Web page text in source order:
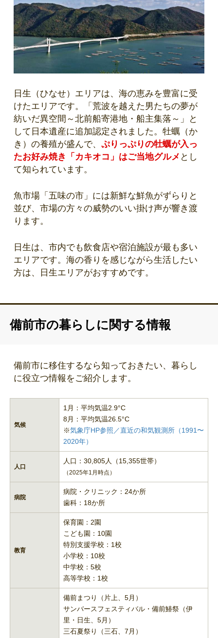
日生（ひなせ）エリアは、海の恵みを豊富に受
けたエリアです。「荒波を越えた男たちの夢が
紡いだ異空間～北前船寄港地・船主集落～」と
して日本遺産に追加認定されました。牡蠣（か
き）の養殖が盛んで、 ぷりっぷりの牡蠣が入っ
たお好み焼き「カキオコ」はご当地グルメ とし
て知られています。
魚市場「五味の市」には新鮮な鮮魚がずらりと
並び、市場の方々の威勢のいい掛け声が響き渡
ります。
日生は、市内でも飲食店や宿泊施設が最も多い
エリアです。海の香りを感じながら生活したい
方は、日生エリアがおすすめです。
備前市の暮らしに関する情報
備前市に移住するなら知っておきたい、暮らし
に役立つ情報をご紹介します。
気候
1月：平均気温2.9°C
8月：平均気温26.5°C
※気象庁HP参照／直近の和気観測所（1991〜
2020年）
人口
人口：30,805人（15,355世帯）
（2025年1月時点）
病院
病院・クリニック：24か所
歯科：18か所
教育
保育園：2園
こども園：10園
特別支援学校：1校
小学校：10校
中学校：5校
高等学校：1校
備前まつり（片上、5月）
サンバースフェスティバル・備前鰆祭（伊
里・日生、5月）
三石夏祭り（三石、7月）